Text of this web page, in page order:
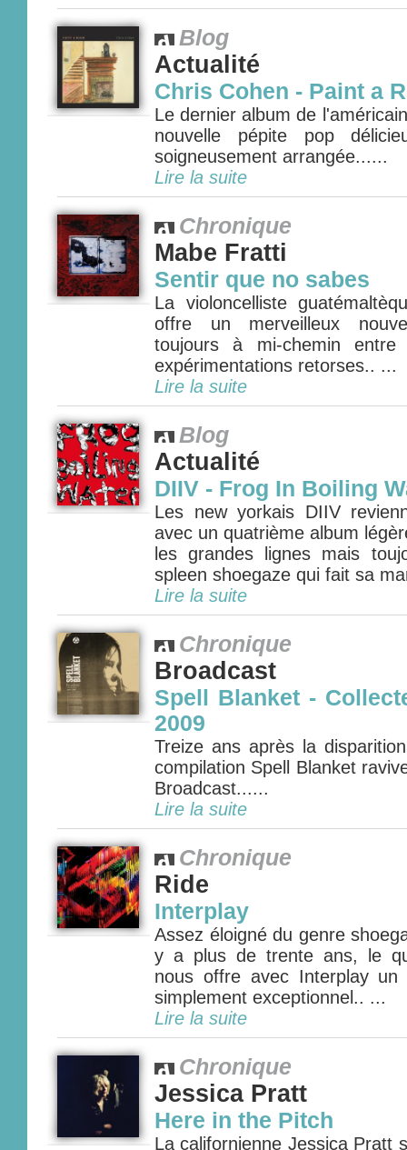
Blog
Actualité
Chris Cohen - Paint a
Le dernier album de
nouvelle pépite pop
soigneusement arrangée......
Lire la suite
Chronique
Mabe Fratti
Sentir que no sabes
La violoncelliste
offre un merveilleux
toujours à mi-chemin
expérimentations retorses.. ...
Lire la suite
Blog
Actualité
DIIV - Frog In Boiling
Les new yorkais DIIV
avec un quatrième album
les grandes lignes mais
spleen shoegaze qui fait sa
Lire la suite
Chronique
Broadcast
Spell Blanket -
2009
Treize ans après la
compilation Spell Blanket
Broadcast......
Lire la suite
Chronique
Ride
Interplay
Assez éloigné du genre
y a plus de trente ans, le
nous offre avec Interplay un
simplement exceptionnel.. ...
Lire la suite
Chronique
Jessica Pratt
Here in the Pitch
La californienne Jessica Pratt